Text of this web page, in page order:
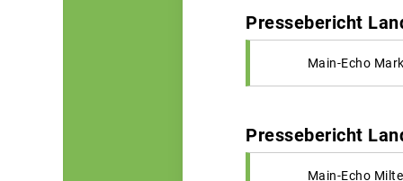
Pressebericht
Main-Echo
Pressebericht
Main-Echo